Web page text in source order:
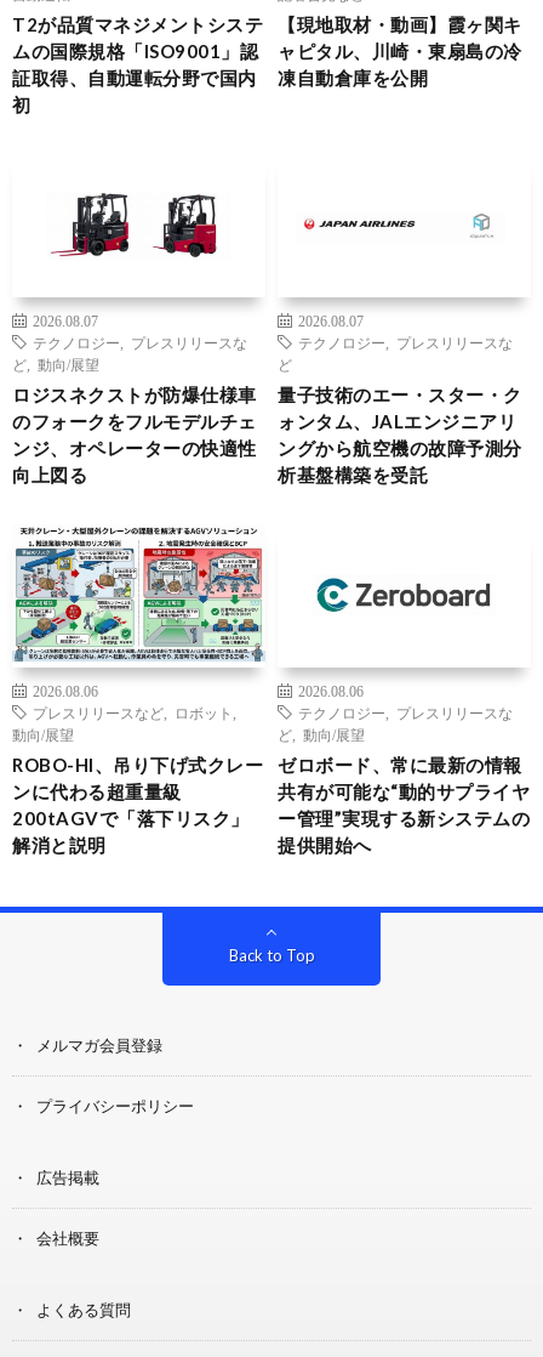
T2が品質マネジメントシステ
ムの国際規格「ISO9001」認
証取得、自動運転分野で国内
初
【現地取材・動画】霞ヶ関キ
ャピタル、川崎・東扇島の冷
凍自動倉庫を公開
2026.08.07
テクノロジー
プレスリリースな
ど
動向/展望
ロジスネクストが防爆仕様車
のフォークをフルモデルチェ
ンジ、オペレーターの快適性
向上図る
2026.08.07
テクノロジー
プレスリリースな
ど
量子技術のエー・スター・ク
ォンタム、JALエンジニアリ
ングから航空機の故障予測分
析基盤構築を受託
2026.08.06
プレスリリースなど
ロボット
動向/展望
ROBO-HI、吊り下げ式クレー
ンに代わる超重量級
200tAGVで「落下リスク」
解消と説明
2026.08.06
テクノロジー
プレスリリースな
ど
動向/展望
ゼロボード、常に最新の情報
共有が可能な“動的サプライヤ
ー管理”実現する新システムの
提供開始へ
Back to Top
メルマガ会員登録
プライバシーポリシー
広告掲載
会社概要
よくある質問